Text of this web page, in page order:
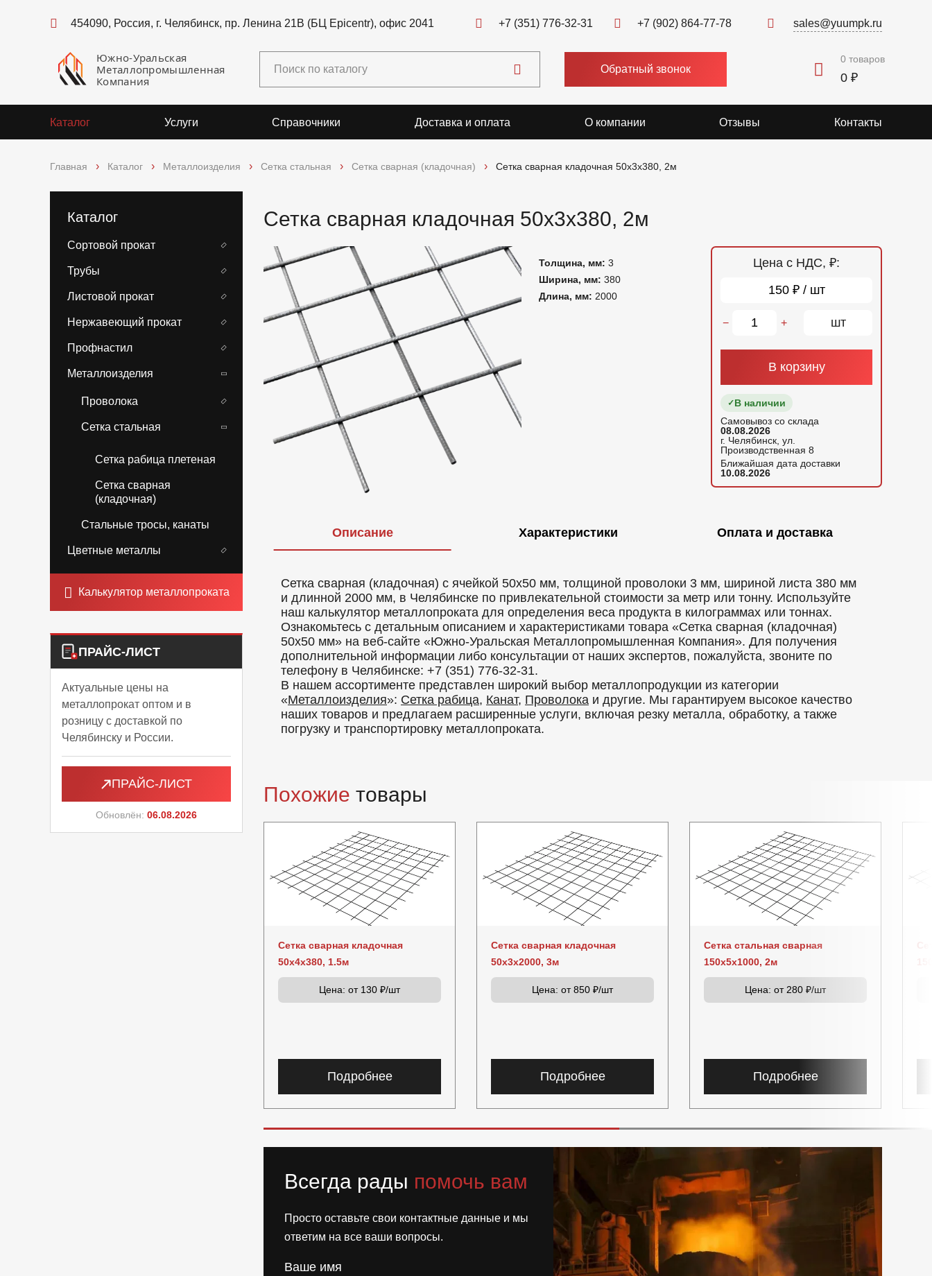
454090, Россия, г. Челябинск, пр. Ленина 21В (БЦ Epicentr), офис 2041 +7 (351) 776-32-31 +7 (902) 864-77-78 sales@yuumpk.ru
Южно-Уральская
Металлопромышленная
Компания
Обратный звонок
0 товаров
0 ₽
Каталог Услуги Справочники Доставка и оплата О компании Отзывы Контакты
Главная Каталог Металлоизделия Сетка стальная Сетка сварная (кладочная) Сетка сварная кладочная 50х3х380, 2м
Каталог
Сортовой прокат
Трубы
Листовой прокат
Нержавеющий прокат
Профнастил
Металлоизделия
Проволока
Сетка стальная
Сетка рабица плетеная
Сетка сварная
(кладочная)
Стальные тросы, канаты
Цветные металлы
Калькулятор металлопроката
ПРАЙС-ЛИСТ
Актуальные цены на
металлопрокат оптом и в
розницу с доставкой по
Челябинску и России.
ПРАЙС-ЛИСТ
Обновлён: 06.08.2026
Сетка сварная кладочная 50х3х380, 2м
Толщина, мм: 3
Ширина, мм: 380
Длина, мм: 2000
Цена с НДС, ₽:
150 ₽ / шт
− + шт
В корзину
В наличии
Самовывоз со склада
08.08.2026
г. Челябинск, ул.
Производственная 8
Ближайшая дата доставки
10.08.2026
Описание Характеристики Оплата и доставка
Сетка сварная (кладочная) с ячейкой 50х50 мм, толщиной проволоки 3 мм, шириной листа 380 мм
и длинной 2000 мм, в Челябинске по привлекательной стоимости за метр или тонну. Используйте
наш калькулятор металлопроката для определения веса продукта в килограммах или тоннах.
Ознакомьтесь с детальным описанием и характеристиками товара «Сетка сварная (кладочная)
50х50 мм» на веб-сайте «Южно-Уральская Металлопромышленная Компания». Для получения
дополнительной информации либо консультации от наших экспертов, пожалуйста, звоните по
телефону в Челябинске: +7 (351) 776-32-31.
В нашем ассортименте представлен широкий выбор металлопродукции из категории
«Металлоизделия»: Сетка рабица, Канат, Проволока и другие. Мы гарантируем высокое качество
наших товаров и предлагаем расширенные услуги, включая резку металла, обработку, а также
погрузку и транспортировку металлопроката.
Похожие товары
Сетка сварная кладочная
50х4х380, 1.5м
Цена: от 130 ₽/шт
Подробнее
Сетка сварная кладочная
50х3х2000, 3м
Цена: от 850 ₽/шт
Подробнее
Сетка стальная сварная
150х5х1000, 2м
Цена: от 280 ₽/шт
Подробнее
Всегда рады помочь вам
Просто оставьте свои контактные данные и мы
ответим на все ваши вопросы.
Ваше имя